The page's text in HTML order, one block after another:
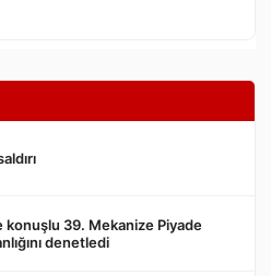
konuşlu 39. Mekanize Piyade
denetledi